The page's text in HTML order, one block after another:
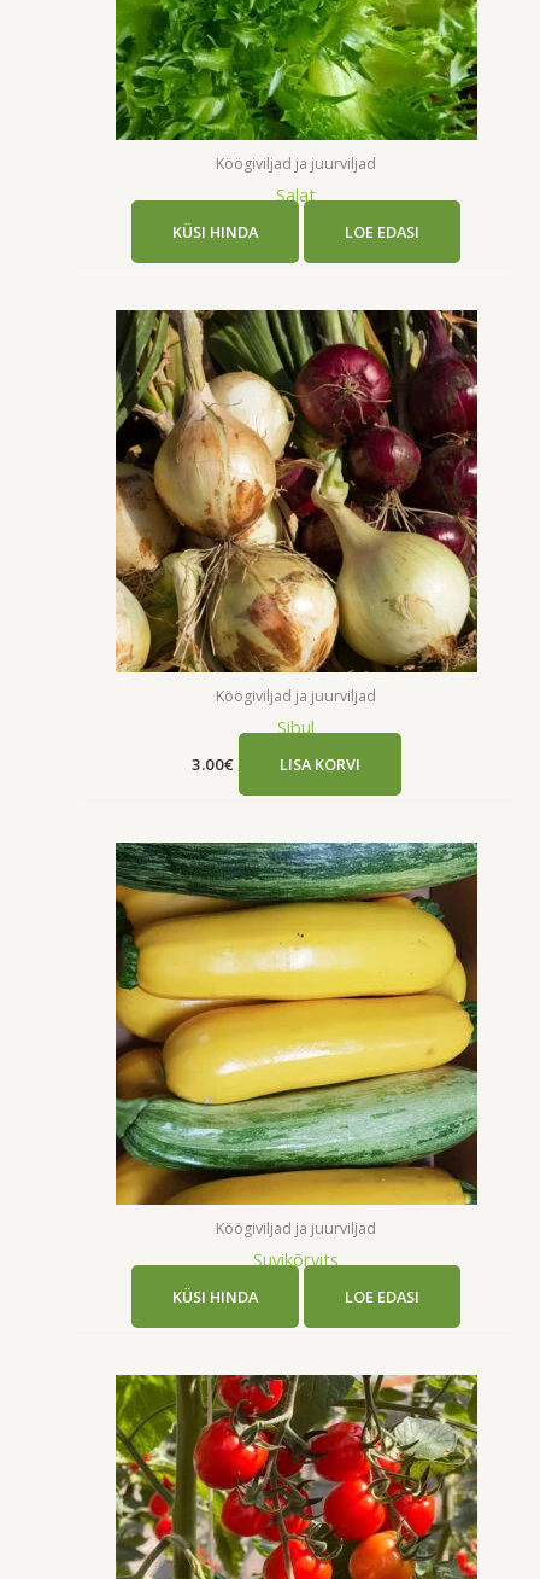
Köögiviljad ja juurviljad
Salat
KÜSI HINDA LOE EDASI
Köögiviljad ja juurviljad
Sibul
3.00€ LISA KORVI
Köögiviljad ja juurviljad
Suvikõrvits
KÜSI HINDA LOE EDASI